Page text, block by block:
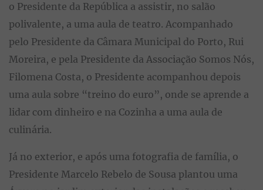
o Presidente da República a assistir, no salão
polivalente, a uma aula de teatro. Acompanhado
pelo Presidente da Câmara Municipal do Porto, Rui
Moreira, e pela Presidente da Associação Somos Nós,
Filomena Costa, o Presidente acompanhou depois
uma aula sobre “treino do euro”, onde se aprende a
lidar com dinheiro e na Cozinha a uma aula de
culinária.
Já no exterior, e após uma fotografia de família, o
Presidente Marcelo Rebelo de Sousa plantou uma